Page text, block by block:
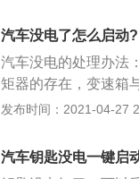
的车试着打火；3、
发动起来后保持启动
对方车的正极拆掉，
掉你的。
汽车没电了怎么启动?
汽车没电的处理办法
矩器的存在，变速箱
车，手动挡的就可以
步骤：首先连接被救
救车的车身搭铁位置
发布时间：2021-04-27
汽车钥匙没电一键启